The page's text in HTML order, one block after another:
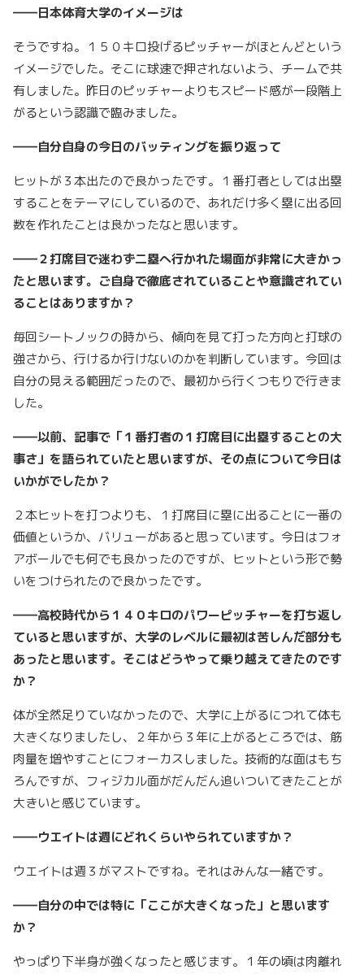
――日本体育大学のイメージは
そうですね。１５０キロ投げるピッチャーがほとんどという
イメージでした。そこに球速で押されないよう、チームで共
有しました。昨日のピッチャーよりもスピード感が一段階上
がるという認識で臨みました。
――自分自身の今日のバッティングを振り返って
ヒットが３本出たので良かったです。１番打者としては出塁
することをテーマにしているので、あれだけ多く塁に出る回
数を作れたことは良かったなと思います。
――２打席目で迷わず二塁へ行かれた場面が非常に大きかっ
たと思います。ご自身で徹底されていることや意識されてい
ることはありますか？
毎回シートノックの時から、傾向を見て打った方向と打球の
強さから、行けるか行けないのかを判断しています。今回は
自分の見える範囲だったので、最初から行くつもりで行きま
した。
――以前、記事で「１番打者の１打席目に出塁することの大
事さ」を語られていたと思いますが、その点について今日は
いかがでしたか？
２本ヒットを打つよりも、１打席目に塁に出ることに一番の
価値というか、バリューがあると思っています。今日はフォ
アボールでも何でも良かったのですが、ヒットという形で勢
いをつけられたので良かったです。
――高校時代から１４０キロのパワーピッチャーを打ち返し
ていると思いますが、大学のレベルに最初は苦しんだ部分も
あったと思います。そこはどうやって乗り越えてきたのです
か？
体が全然足りていなかったので、大学に上がるにつれて体も
大きくなりましたし、２年から３年に上がるところでは、筋
肉量を増やすことにフォーカスしました。技術的な面はもち
ろんですが、フィジカル面がだんだん追いついてきたことが
大きいと感じています。
――ウエイトは週にどれくらいやられていますか？
ウエイトは週３がマストですね。それはみんな一緒です。
――自分の中では特に「ここが大きくなった」と思います
か？
やっぱり下半身が強くなったと感じます。１年の頃は肉離れ